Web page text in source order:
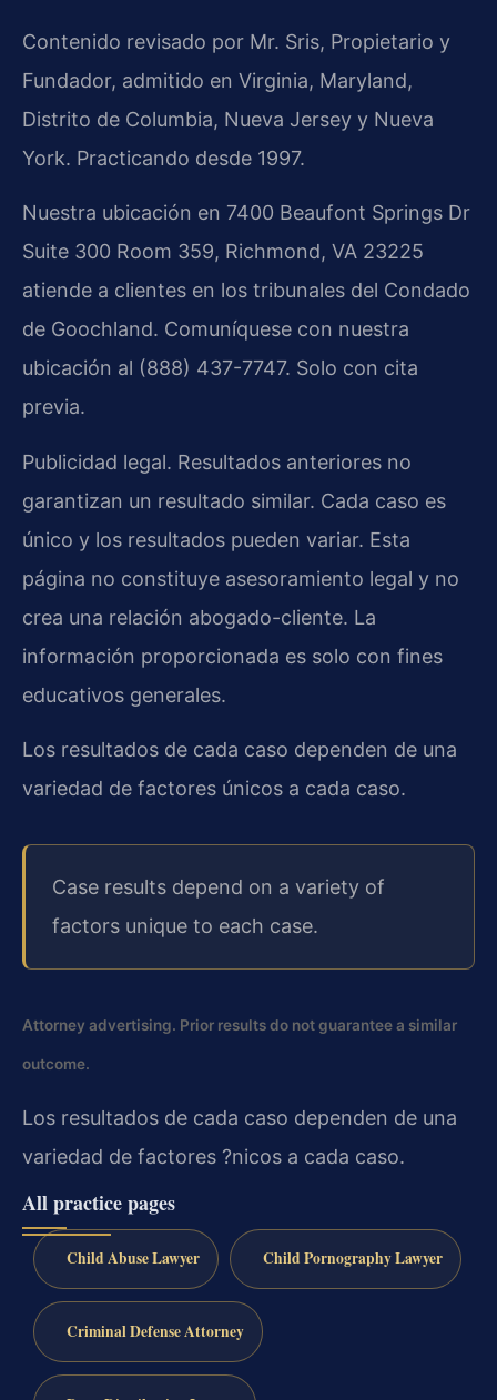
Contenido revisado por Mr. Sris, Propietario y
Fundador, admitido en Virginia, Maryland,
Distrito de Columbia, Nueva Jersey y Nueva
York. Practicando desde 1997.
Nuestra ubicación en 7400 Beaufont Springs Dr
Suite 300 Room 359, Richmond, VA 23225
atiende a clientes en los tribunales del Condado
de Goochland. Comuníquese con nuestra
ubicación al (888) 437-7747. Solo con cita
previa.
Publicidad legal. Resultados anteriores no
garantizan un resultado similar. Cada caso es
único y los resultados pueden variar. Esta
página no constituye asesoramiento legal y no
crea una relación abogado-cliente. La
información proporcionada es solo con fines
educativos generales.
Los resultados de cada caso dependen de una
variedad de factores únicos a cada caso.
Case results depend on a variety of
factors unique to each case.
Attorney advertising. Prior results do not guarantee a similar
outcome.
Los resultados de cada caso dependen de una
variedad de factores ?nicos a cada caso.
All practice pages
Child Abuse Lawyer Child Pornography Lawyer
Criminal Defense Attorney